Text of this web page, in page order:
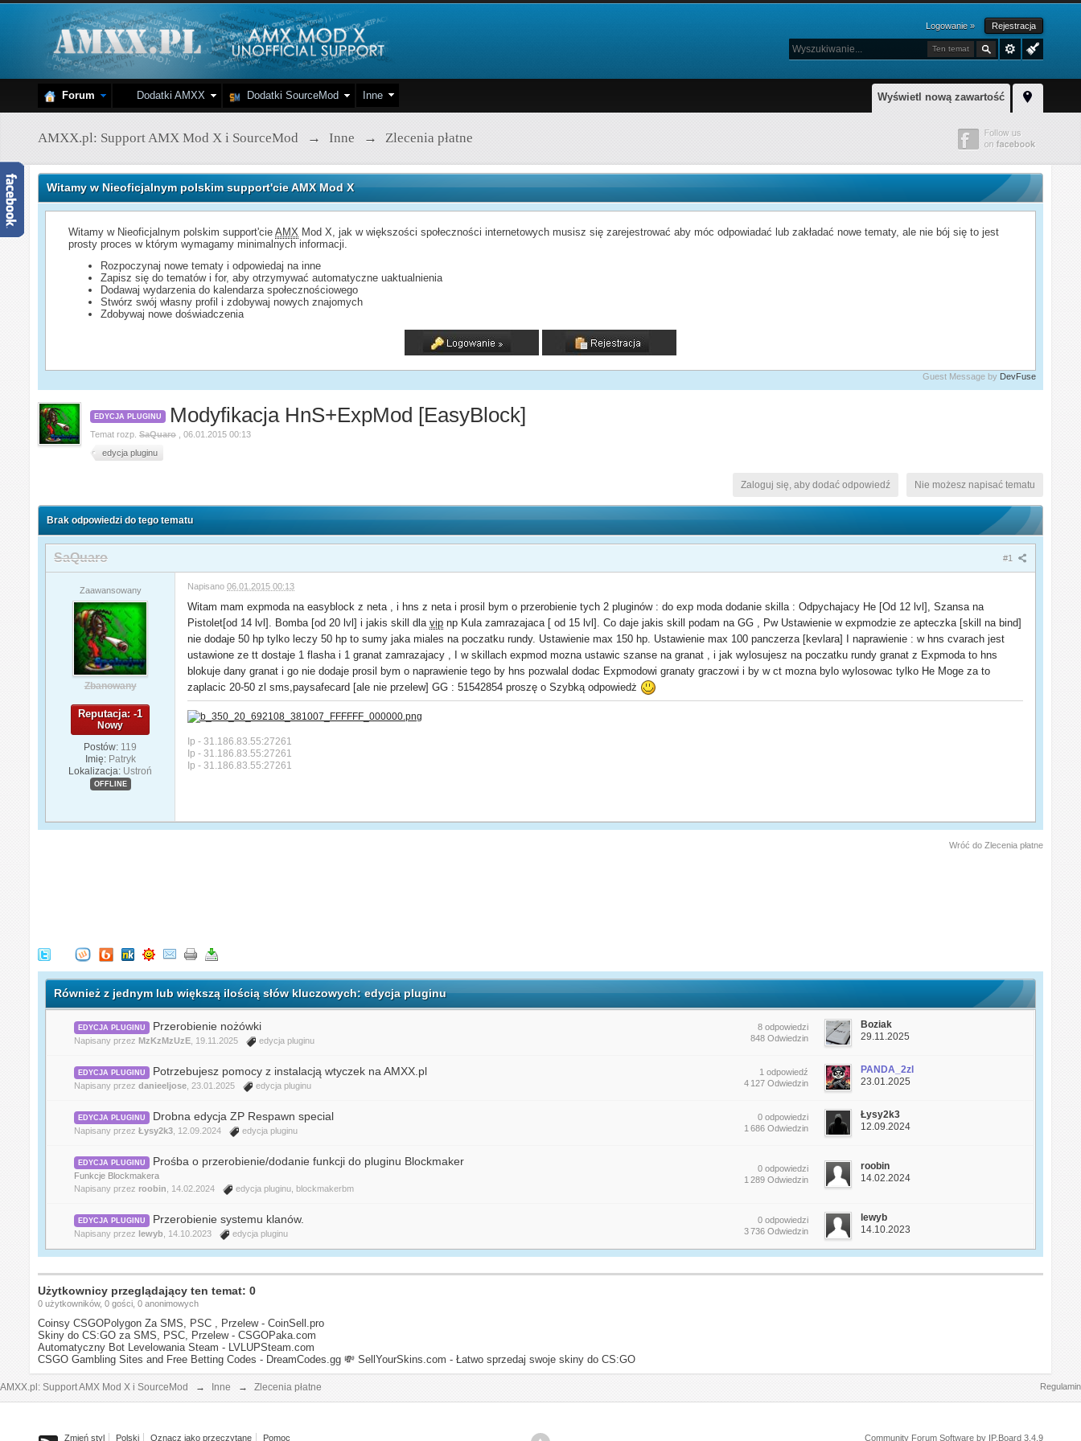
Logowanie » Rejestracja
Ten temat
Wyświetl nową zawartość
Forum Dodatki AMXX Dodatki SourceMod Inne
AMXX.pl: Support AMX Mod X i SourceMod → Inne → Zlecenia płatne
Witamy w Nieoficjalnym polskim support'cie AMX Mod X
Witamy w Nieoficjalnym polskim support'cieAMX Mod X, jak w większości społeczności internetowych musisz się zarejestrować aby móc odpowiadać lub zakładać nowe tematy, ale nie bój się to jest
prosty proces w którym wymagamy minimalnych informacji.
Rozpoczynaj nowe tematy i odpowiedaj na inne
Zapisz się do tematów i for, aby otrzymywać automatyczne uaktualnienia
Dodawaj wydarzenia do kalendarza społecznościowego
Stwórz swój własny profil i zdobywaj nowych znajomych
Zdobywaj nowe doświadczenia
Guest Message by DevFuse
EDYCJA PLUGINU Modyfikacja HnS+ExpMod [EasyBlock]
Temat rozp.SaQuaro ,06.01.2015 00:13
edycja pluginu
Nie możesz napisać tematu
Zaloguj się, aby dodać odpowiedź
Brak odpowiedzi do tego tematu
#1
SaQuaro
Zaawansowany
Zbanowany
Reputacja: -1
Nowy
Postów: 119
Imię: Patryk
Lokalizacja: Ustroń
OFFLINE
Napisano06.01.2015 00:13
Witam mam expmoda na easyblock z neta , i hns z neta i prosil bym o przerobienie tych 2 pluginów : do exp moda dodanie skilla : Odpychajacy He [Od 12 lvl], Szansa na
Pistolet[od 14 lvl]. Bomba [od 20 lvl] i jakis skill dlavip np Kula zamrazajaca [ od 15 lvl]. Co daje jakis skill podam na GG , Pw Ustawienie w expmodzie ze apteczka [skill na bind]
nie dodaje 50 hp tylko leczy 50 hp to sumy jaka miales na poczatku rundy. Ustawienie max 150 hp. Ustawienie max 100 panczerza [kevlara] I naprawienie : w hns cvarach jest
ustawione ze tt dostaje 1 flasha i 1 granat zamrazajacy , I w skillach expmod mozna ustawic szanse na granat , i jak wylosujesz na poczatku rundy granat z Expmoda to hns
blokuje dany granat i go nie dodaje prosil bym o naprawienie tego by hns pozwalal dodac Expmodowi granaty graczowi i by w ct mozna bylo wylosowac tylko He Moge za to
zaplacic 20-50 zl sms,paysafecard [ale nie przelew] GG : 51542854 proszę o Szybką odpowiedż
Ip - 31.186.83.55:27261
Ip - 31.186.83.55:27261
Ip - 31.186.83.55:27261
Wróć do Zlecenia płatne
Również z jednym lub większą ilością słów kluczowych: edycja pluginu
EDYCJA PLUGINU Przerobienie nożówki
Napisany przez MzKzMzUzE , 19.11.2025 edycja pluginu
8 odpowiedzi
848 Odwiedzin
Boziak
29.11.2025
EDYCJA PLUGINU Potrzebujesz pomocy z instalacją wtyczek na AMXX.pl
Napisany przezdanieeljose , 23.01.2025 edycja pluginu
1 odpowiedź
4 127 Odwiedzin
PANDA_2zl
23.01.2025
EDYCJA PLUGINU Drobna edycja ZP Respawn special
Napisany przezŁysy2k3 , 12.09.2024 edycja pluginu
0 odpowiedzi
1 686 Odwiedzin
Łysy2k3
12.09.2024
EDYCJA PLUGINU Prośba o przerobienie/dodanie funkcji do pluginu Blockmaker
Funkcje Blockmakera
Napisany przez roobin , 14.02.2024 edycja pluginu blockmakerbm
0 odpowiedzi
1 289 Odwiedzin
roobin
14.02.2024
EDYCJA PLUGINU Przerobienie systemu klanów.
Napisany przez lewyb , 14.10.2023 edycja pluginu
0 odpowiedzi
3 736 Odwiedzin
lewyb
14.10.2023
Użytkownicy przeglądający ten temat: 0
0 użytkowników, 0 gości, 0 anonimowych
Coinsy CSGOPolygon Za SMS, PSC , Przelew - CoinSell.pro
Skiny do CS:GO za SMS, PSC, Przelew - CSGOPaka.com
Automatyczny Bot Levelowania Steam - LVLUPSteam.com
CSGO Gambling Sites and Free Betting Codes - DreamCodes.gg 💸 SellYourSkins.com - Łatwo sprzedaj swoje skiny do CS:GO
AMXX.pl: Support AMX Mod X i SourceMod → Inne → Zlecenia płatne Regulamin
Zmień styl Polski Oznacz jako przeczytane Pomoc Community Forum Software by IP.Board 3.4.9